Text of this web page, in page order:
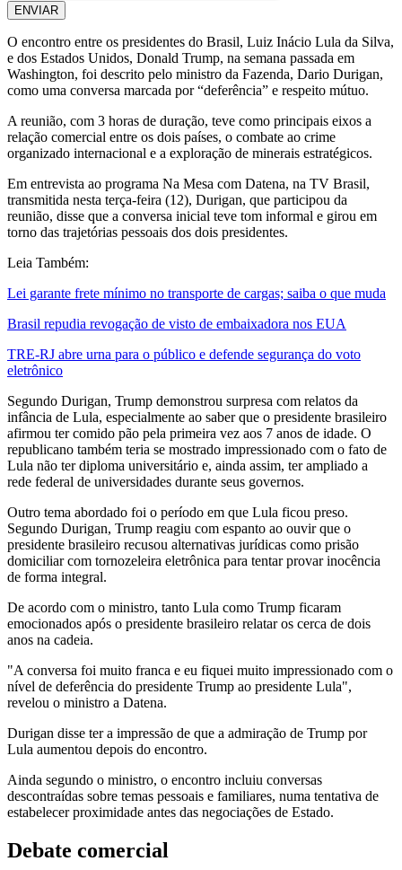
ENVIAR
O encontro entre os presidentes do Brasil, Luiz Inácio Lula da Silva,
e dos Estados Unidos, Donald Trump, na semana passada em
Washington, foi descrito pelo ministro da Fazenda, Dario Durigan,
como uma conversa marcada por “deferência” e respeito mútuo.
A reunião, com 3 horas de duração, teve como principais eixos a
relação comercial entre os dois países, o combate ao crime
organizado internacional e a exploração de minerais estratégicos.
Em entrevista ao programa Na Mesa com Datena, na TV Brasil,
transmitida nesta terça-feira (12), Durigan, que participou da
reunião, disse que a conversa inicial teve tom informal e girou em
torno das trajetórias pessoais dos dois presidentes.
Leia Também:
Lei garante frete mínimo no transporte de cargas; saiba o que muda
Brasil repudia revogação de visto de embaixadora nos EUA
TRE-RJ abre urna para o público e defende segurança do voto
eletrônico
Segundo Durigan, Trump demonstrou surpresa com relatos da
infância de Lula, especialmente ao saber que o presidente brasileiro
afirmou ter comido pão pela primeira vez aos 7 anos de idade. O
republicano também teria se mostrado impressionado com o fato de
Lula não ter diploma universitário e, ainda assim, ter ampliado a
rede federal de universidades durante seus governos.
Outro tema abordado foi o período em que Lula ficou preso.
Segundo Durigan, Trump reagiu com espanto ao ouvir que o
presidente brasileiro recusou alternativas jurídicas como prisão
domiciliar com tornozeleira eletrônica para tentar provar inocência
de forma integral.
De acordo com o ministro, tanto Lula como Trump ficaram
emocionados após o presidente brasileiro relatar os cerca de dois
anos na cadeia.
"A conversa foi muito franca e eu fiquei muito impressionado com o
nível de deferência do presidente Trump ao presidente Lula",
revelou o ministro a Datena.
Durigan disse ter a impressão de que a admiração de Trump por
Lula aumentou depois do encontro.
Ainda segundo o ministro, o encontro incluiu conversas
descontraídas sobre temas pessoais e familiares, numa tentativa de
estabelecer proximidade antes das negociações de Estado.
Debate comercial